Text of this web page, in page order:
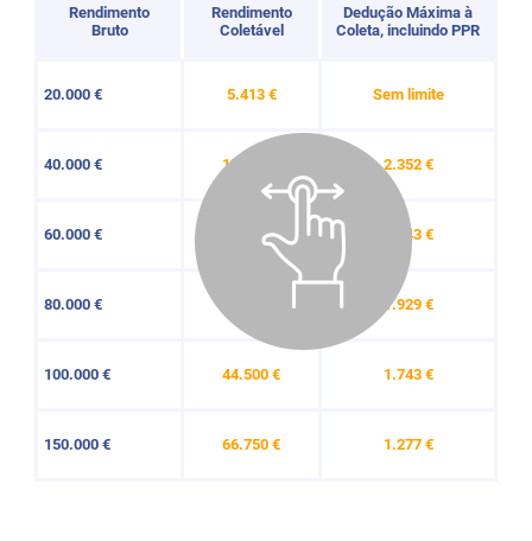
Rendimento
Bruto
Rendimento
Coletável
Dedução Máxima à
Coleta, incluindo PPR
20.000 € 5.413 € Sem limite
40.000 € 15.413 € 2.352 €
60.000 € 25.413 € 2.143 €
80.000 € 1.929 €
100.000 € 44.500 € 1.743 €
150.000 € 66.750 € 1.277 €